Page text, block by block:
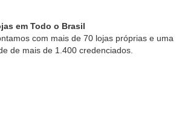
em Todo o Brasil
com mais de 70 lojas próprias e uma
de mais de 1.400 credenciados.